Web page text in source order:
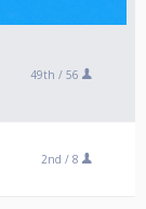
49th / 56
2nd / 8